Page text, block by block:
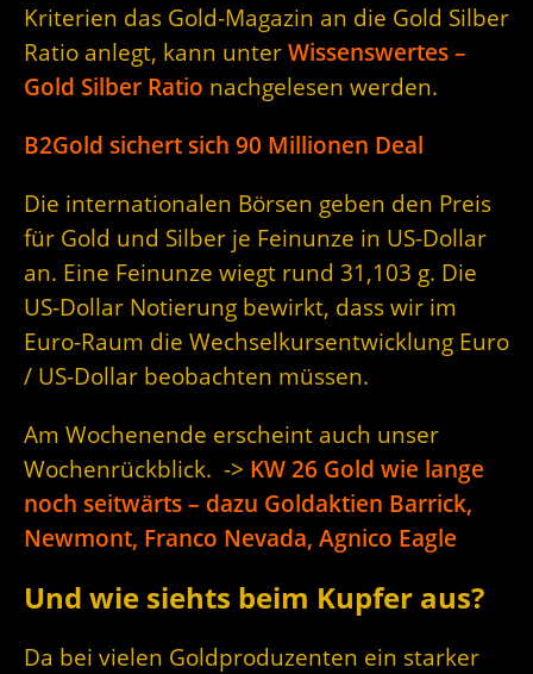
Kriterien das Gold-Magazin an die Gold Silber
Ratio anlegt, kann unter Wissenswertes –
Gold Silber Ratio nachgelesen werden.
B2Gold sichert sich 90 Millionen Deal
Die internationalen Börsen geben den Preis
für Gold und Silber je Feinunze in US-Dollar
an. Eine Feinunze wiegt rund 31,103 g. Die
US-Dollar Notierung bewirkt, dass wir im
Euro-Raum die Wechselkursentwicklung Euro
/ US-Dollar beobachten müssen.
Am Wochenende erscheint auch unser
Wochenrückblick. -> KW 26 Gold wie lange
noch seitwärts – dazu Goldaktien Barrick,
Newmont, Franco Nevada, Agnico Eagle
Und wie siehts beim Kupfer aus?
Da bei vielen Goldproduzenten ein starker